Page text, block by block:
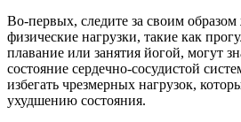
Во-первых, следите за своим
физические нагрузки, такие как
плавание или занятия йогой, могут
состояние сердечно-сосудистой
избегать чрезмерных нагрузок,
ухудшению состояния.